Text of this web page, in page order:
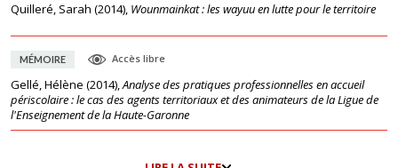
Quilleré, Sarah (2014), Wounmainkat : les wayuu en lutte pour le territoire
MÉMOIRE Accès libre
Gellé, Hélène (2014),Analyse des pratiques professionnelles en accueil
périscolaire : le cas des agents territoriaux et des animateurs de la Ligue de
l'Enseignement de la Haute-Garonne